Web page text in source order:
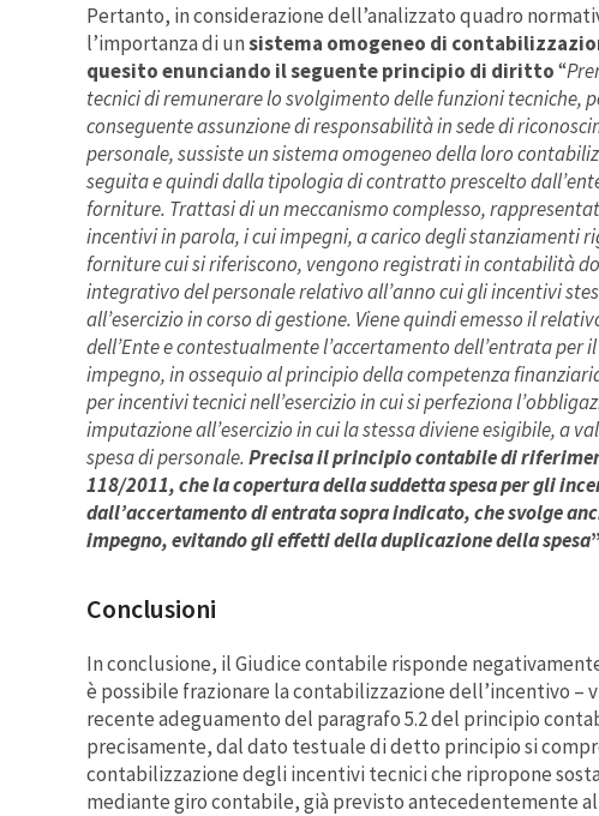
Pertanto, in considerazione dell’analizzato quadro
l’importanza di unsistema omogeneo di
quesito enunciando il seguente principio di diritto“
tecnici di remunerare lo svolgimento delle funzioni tecniche,
conseguente assunzione di responsabilità in sede di
personale,sussiste un sistema omogeneo della loro
seguita e quindi dalla tipologia di contratto prescelto
forniture. Trattasi di un meccanismo complesso,
incentivi in parola, i cui impegni, a carico degli stanziamenti
forniture cui si riferiscono, vengono registrati in contabilità
integrativo del personale relativo all’anno cui gli incentivi
all’esercizio in corso di gestione. Viene quindi emesso il
dell’Ente e contestualmente l’accertamento dell’entrata
impegno, in ossequio al principio della competenza
per incentivi tecnici nell’esercizio in cui si perfeziona
imputazione all’esercizio in cui la stessa diviene esigibile, a
spesa di personale.Precisa il principio contabile di
118/2011, che la copertura della suddetta spesa per gli
dall’accertamento di entrata sopra indicato, che svolge
impegno, evitando gli effetti della duplicazione della spesa
Conclusioni
In conclusione, il Giudice contabile risponde
è possibile frazionare la contabilizzazione dell’incentivo –
recente adeguamento del paragrafo 5.2 del principio
precisamente, dal dato testuale di detto principio si
contabilizzazione degli incentivi tecnici che ripropone
mediante giro contabile, già previsto antecedentemente